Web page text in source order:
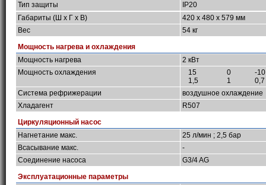
Тип защиты
IP20
Габариты (Ш х Г х В)
420 x 480 x 579 мм
Вес
54 кг
Мощность нагрева и охлаждения
Мощность нагрева
2 кВт
Мощность охлаждения
15 0
-10
1,5
1
0,7
Система рефрижерации
воздушное охлаждение
Хладагент
R507
Циркуляционный насос
Нагнетание макс.
25 л/мин ; 2,5 бар
Всасывание макс.
-
Соединение насоса
G3/4 AG
Эксплуатационные параметры